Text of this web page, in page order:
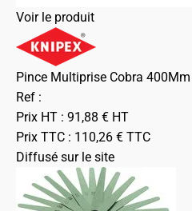
Voir le produit
Pince Multiprise Cobra
Ref :
Prix HT : 91,88 € HT
Prix TTC : 110,26 € TTC
Diffusé sur le site